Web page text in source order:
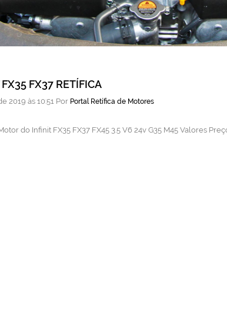
FX37 RETÍFICA
2019 às 10:51 Por Portal Retífica de Motores
do Infinit FX35 FX37 FX45 3.5 V6 24v G35 M45 Valores